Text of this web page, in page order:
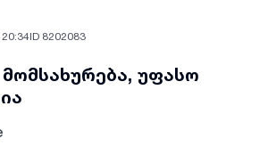
ID 8202083
უფასო